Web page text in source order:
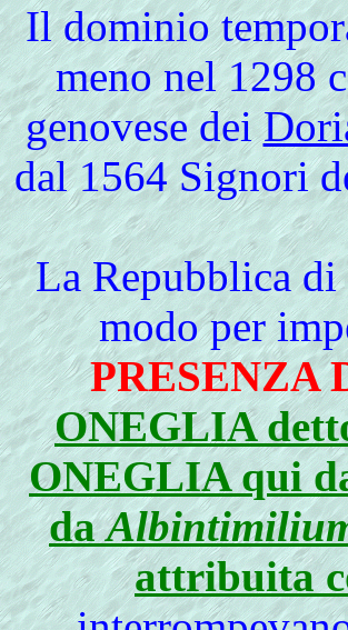
Ildominio
meno nel 1298
genovese dei
dal 1564 Signori
La Repubblica di
modo per
PRESENZA
ONEGLIA
ONEGLIA qui
da
attribuita